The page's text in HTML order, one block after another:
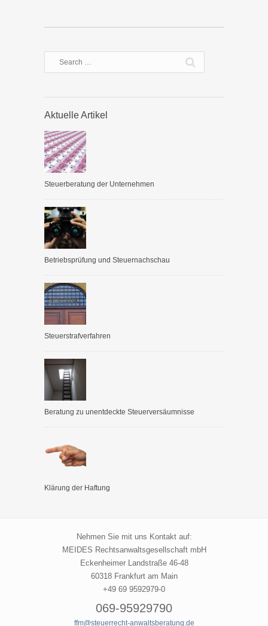
Aktuelle Artikel
Steuerberatung der Unternehmen
Betriebsprüfung und Steuernachschau
Steuerstrafverfahren
Beratung zu unentdeckte Steuerversäumnisse
Klärung der Haftung
Nehmen Sie mit uns Kontakt auf:
MEIDES Rechtsanwaltsgesellschaft mbH
Eckenheimer Landstraße 46-48
60318 Frankfurt am Main
+49 69 9592979-0
069-95929790
ffm@steuerrecht-anwaltsberatung.de